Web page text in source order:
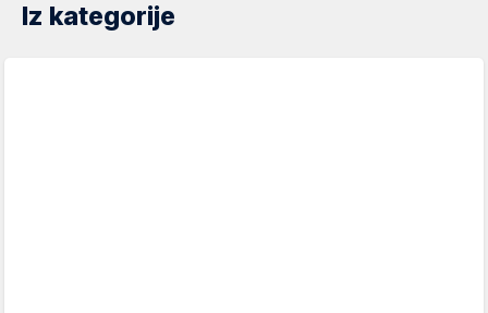
Iz kategorije